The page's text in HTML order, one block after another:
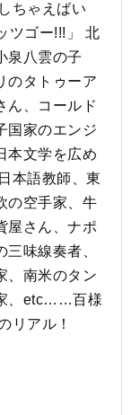
ちゃえばい
ツゴー!!!」 北
泉八雲の子
のタトゥーア
ん、コールド
国家のエンジ
本文学を広め
本語教師、東
の空手家、牛
屋さん、ナポ
味線奏者、
、南米のタン
、etc……百様
リアル！